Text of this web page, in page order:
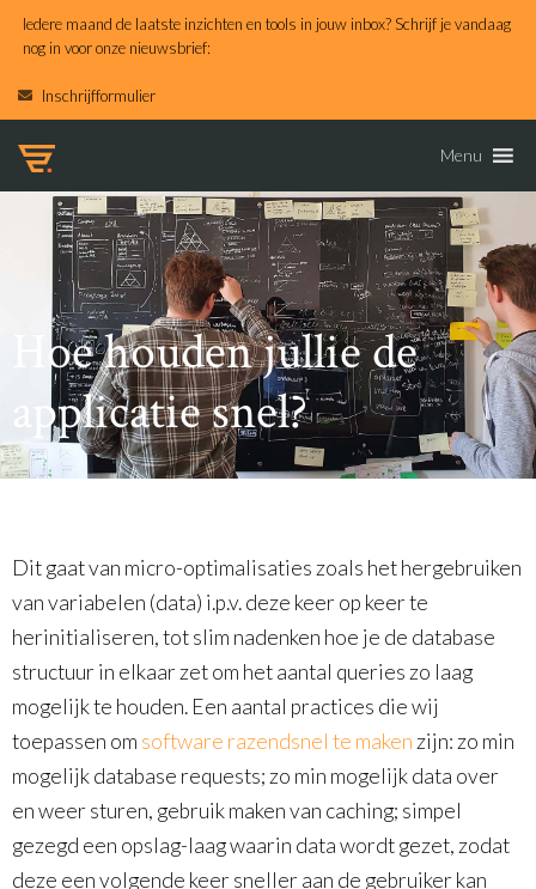
Iedere maand de laatste inzichten en tools in jouw inbox? Schrijf je vandaag
nog in voor onze nieuwsbrief:
Inschrijfformulier
Menu
Hoe houden jullie de
applicatie snel?
Dit gaat van micro-optimalisaties zoals het hergebruiken
van variabelen (data) i.p.v. deze keer op keer te
herinitialiseren, tot slim nadenken hoe je de database
structuur in elkaar zet om het aantal queries zo laag
mogelijk te houden. Een aantal practices die wij
toepassen om software razendsnel te maken zijn: zo min
mogelijk database requests; zo min mogelijk data over
en weer sturen, gebruik maken van caching; simpel
gezegd een opslag-laag waarin data wordt gezet, zodat
deze een volgende keer sneller aan de gebruiker kan